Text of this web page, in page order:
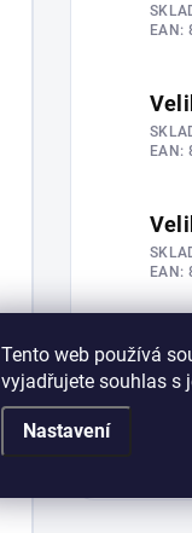
Tento web používá
vyjadřujete souhlas s
Nastavení
EAN:
EAN:
EAN:
EAN: